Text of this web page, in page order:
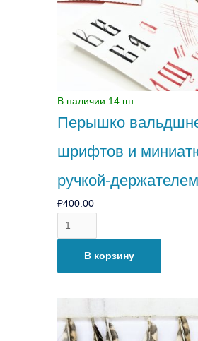
В наличии 14 шт.
Перышко
шрифтов и
ручкой-
₽400.00
ручкой-
держателем)
В корзину
товара